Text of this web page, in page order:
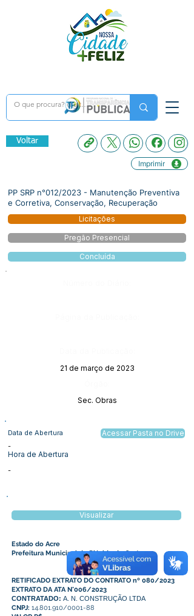
Voltar
Imprimir
PP SRP n°012/2023 - Manutenção Preventiva
e Corretiva, Conservação, Recuperação
Licitações
Pregão Presencial
Concluída
21 de março de 2023
Sec. Obras
Data de Abertura
-
Hora de Abertura
-
Acessar Pasta no Drive
Visualizar
Estado do Acre
Prefeitura Municipal de Plácido de Castro
RETIFICADO EXTRATO DO CONTRATO nº 080/2023
EXTRATO DA ATA N°006/2023
CONTRATADO: A. N. CONSTRUÇÃO LTDA
CNPJ: 14.801.910/0001-88